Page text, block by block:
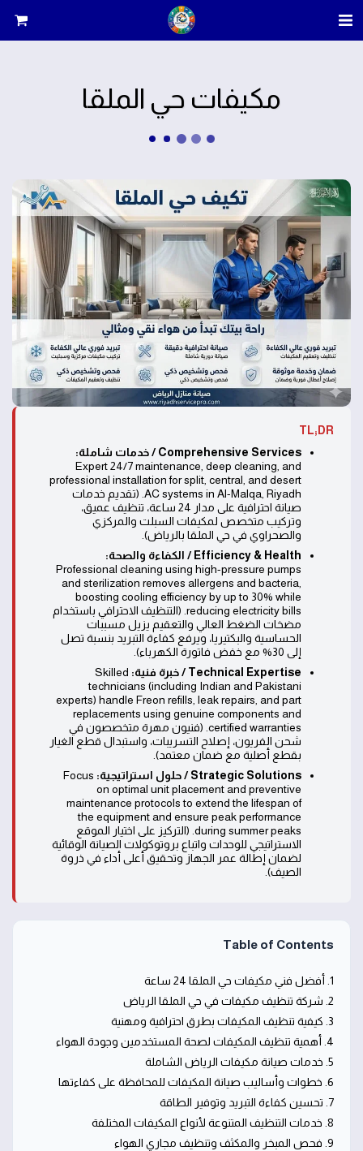
مكيفات حي الملقا
TL;DR
Comprehensive Services / خدمات شاملة:
Expert 24/7 maintenance, deep cleaning, and
professional installation for split, central, and desert
AC systems in Al-Malqa, Riyadh. (تقديم خدمات
صيانة احترافية على مدار 24 ساعة، تنظيف عميق،
وتركيب متخصص لمكيفات السبلت والمركزي
والصحراوي في حي الملقا بالرياض).
Efficiency & Health / الكفاءة والصحة:
Professional cleaning using high-pressure pumps
and sterilization removes allergens and bacteria,
boosting cooling efficiency by up to 30% while
reducing electricity bills. (التنظيف الاحترافي باستخدام
مضخات الضغط العالي والتعقيم يزيل مسببات
الحساسية والبكتيريا، ويرفع كفاءة التبريد بنسبة تصل
إلى 30% مع خفض فاتورة الكهرباء).
Technical Expertise / خبرة فنية:
Skilled
technicians (including Indian and Pakistani
experts) handle Freon refills, leak repairs, and part
replacements using genuine components and
certified warranties. (فنيون مهرة متخصصون في
شحن الفريون، إصلاح التسريبات، واستبدال قطع الغيار
بقطع أصلية مع ضمان معتمد).
Strategic Solutions / حلول استراتيجية:
Focus
on optimal unit placement and preventive
maintenance protocols to extend the lifespan of
the equipment and ensure peak performance
during summer peaks. (التركيز على اختيار الموقع
الاستراتيجي للوحدات واتباع بروتوكولات الصيانة الوقائية
لضمان إطالة عمر الجهاز وتحقيق أعلى أداء في ذروة
الصيف).
Table of Contents
1. أفضل فني مكيفات حي الملقا 24 ساعة
2. شركة تنظيف مكيفات في حي الملقا الرياض
3. كيفية تنظيف المكيفات بطرق احترافية ومهنية
4. أهمية تنظيف المكيفات لصحة المستخدمين وجودة الهواء
5. خدمات صيانة مكيفات الرياض الشاملة
6. خطوات وأساليب صيانة المكيفات للمحافظة على كفاءتها
7. تحسين كفاءة التبريد وتوفير الطاقة
8. خدمات التنظيف المتنوعة لأنواع المكيفات المختلفة
9. فحص المبخر والمكثف وتنظيف مجاري الهواء